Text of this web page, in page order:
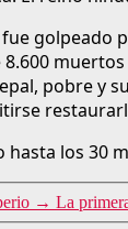
golpeado
muertos
pobre y
los 30
→ La